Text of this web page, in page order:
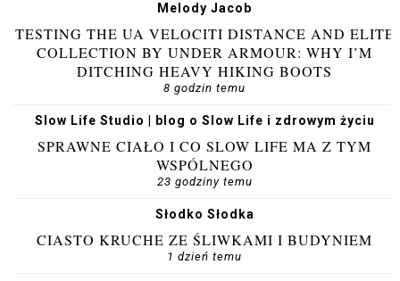
Melody Jacob
TESTING THE UA VELOCITI DISTANCE AND ELITE
COLLECTION BY UNDER ARMOUR: WHY I’M
DITCHING HEAVY HIKING BOOTS
8 godzin temu
Slow Life Studio | blog o Slow Life i zdrowym życiu
SPRAWNE CIAŁO I CO SLOW LIFE MA Z TYM
WSPÓLNEGO
23 godziny temu
Słodko Słodka
CIASTO KRUCHE ZE ŚLIWKAMI I BUDYNIEM
1 dzień temu